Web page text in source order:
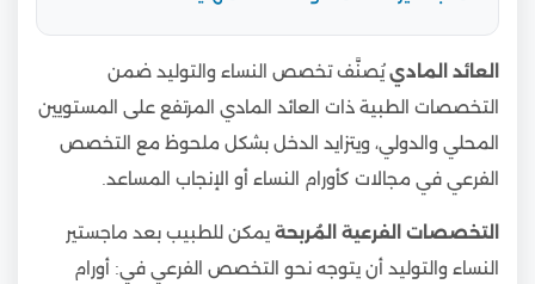
العائد المادييُصنَّف تخصص النساء والتوليد ضمن
التخصصات الطبية ذات العائد المادي المرتفع على المستويين
المحلي والدولي، ويتزايد الدخل بشكل ملحوظ مع التخصص
الفرعي في مجالات كأورام النساء أو الإنجاب المساعد.
التخصصات الفرعية المُربحة يمكن للطبيب بعد ماجستير
النساء والتوليد أن يتوجه نحو التخصص الفرعي في: أورام